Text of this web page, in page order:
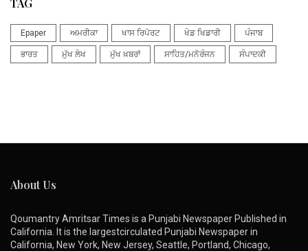
TAG
Epaper ਅਮਰੀਕਾ ਖਾਸ ਰਿਪੋਰਟ ਖੇਡ ਖਿਡਾਰੀ ਪੰਜਾਬ
ਭਾਰਤ ਮੁੱਖ ਲੇਖ ਮੁੱਖ ਖ਼ਬਰਾਂ ਸਾਹਿਤ/ਮਨੋਰੰਜਨ ਸੰਪਾਦਕੀ
About Us
Qoumantry Amritsar Times is a Punjabi Newspaper Published in
California. It is the largestcirculated Punjabi Newspaper in
California, New York, New Jersey, Seattle, Portland, Chicago,